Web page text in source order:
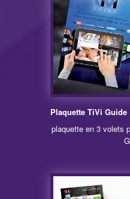
Plaquette TiVi Guide
plaquette en 3 volets